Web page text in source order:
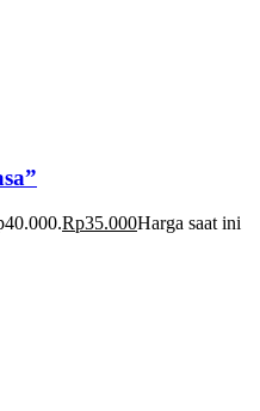
Rp35.000Harga saat ini